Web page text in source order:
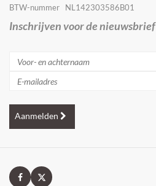
BTW-nummer NL142303586B01
Inschrijven voor de nieuwsbrief
Aanmelden